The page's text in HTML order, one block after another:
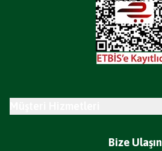
Bize Ulaşın